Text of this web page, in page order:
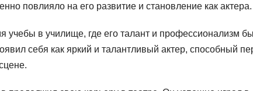
повлияло на его развитие и становление как актера.
учебы в училище, где его талант и профессионализм
себя как яркий и талантливый актер, способный